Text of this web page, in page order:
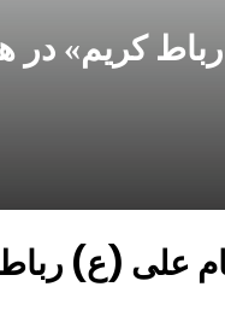
کریم» در
علی (ع)